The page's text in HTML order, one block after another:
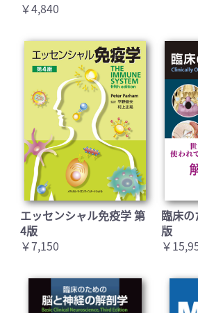
￥4,840
エッセンシャル免疫学 第
4版
￥7,150
臨床
版
￥